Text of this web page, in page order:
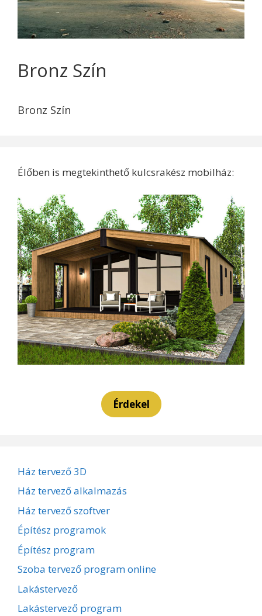
Bronz Szín
Bronz Szín
Élőben is megtekinthető kulcsrakész mobilház:
Érdekel
Ház tervező 3D
Ház tervező alkalmazás
Ház tervező szoftver
Építész programok
Építész program
Szoba tervező program online
Lakástervező
Lakástervező program